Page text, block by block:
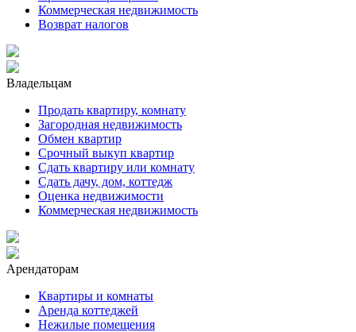
Коммерческая недвижимость
Возврат налогов
Владельцам
Продать квартиру, комнату
Загородная недвижимость
Обмен квартир
Срочный выкуп квартир
Сдать квартиру или комнату
Сдать дачу, дом, коттедж
Оценка недвижимости
Коммерческая недвижимость
Арендаторам
Квартиры и комнаты
Аренда коттеджей
Нежилые помещения